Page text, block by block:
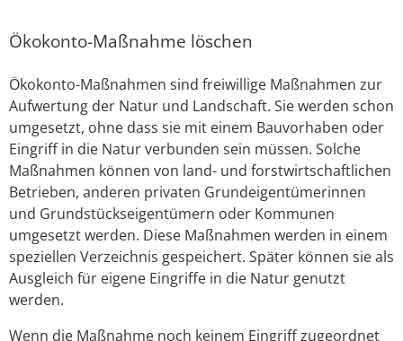
Ökokonto-Maßnahme löschen
Ökokonto-Maßnahmen sind freiwillige Maßnahmen zur
Aufwertung der Natur und Landschaft. Sie werden schon
umgesetzt, ohne dass sie mit einem Bauvorhaben oder
Eingriff in die Natur verbunden sein müssen. Solche
Maßnahmen können von land- und forstwirtschaftlichen
Betrieben, anderen privaten Grundeigentümerinnen
und Grundstückseigentümern oder Kommunen
umgesetzt werden. Diese Maßnahmen werden in einem
speziellen Verzeichnis gespeichert. Später können sie als
Ausgleich für eigene Eingriffe in die Natur genutzt
werden.
Wenn die Maßnahme noch keinem Eingriff zugeordnet